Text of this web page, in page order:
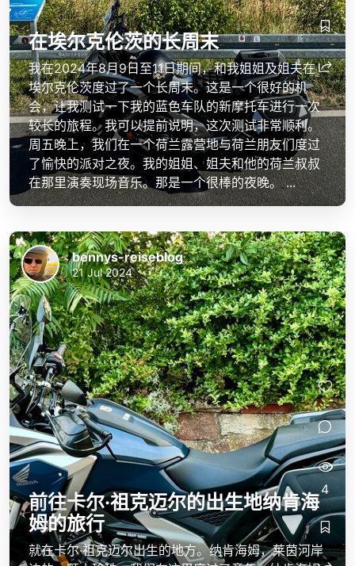
bennys-reiseblog
bennys-reiseblog
在埃尔克伦茨的长周末
我在2024年8月9日至11日期间，和我姐姐及姐夫在
埃尔克伦茨度过了一个长周末。这是一个很好的机
会，让我测试一下我的蓝色车队的新摩托车进行一次
较长的旅程。我可以提前说明，这次测试非常顺利。
周五晚上，我们在一个荷兰露营地与荷兰朋友们度过
了愉快的派对之夜。我的姐姐、姐夫和他的荷兰叔叔
在那里演奏现场音乐。那是一个很棒的夜晚。 ...
前往卡尔·祖克迈尔的出生地纳肯海
姆的旅行
就在卡尔·祖克迈尔出生的地方。纳肯海姆，莱茵河岸
bennys-reiseblog
21 Jul 2024
4